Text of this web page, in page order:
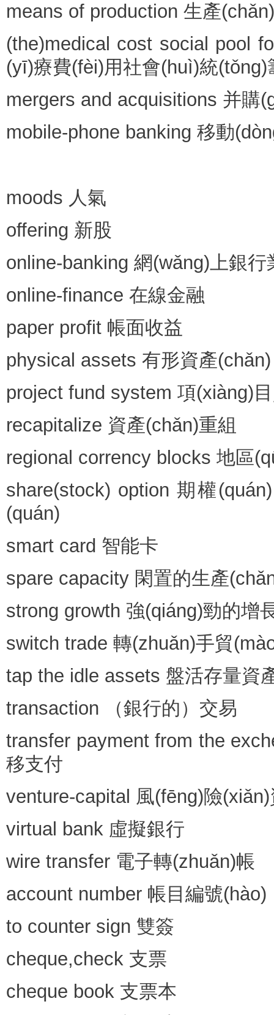
means of production 生產
(the)medical cost social pool
(yī)療費(fèi)用社會(huì)統
mergers and acquisitions 并購
mobile-phone banking 移動
moods 人氣
offering 新股
online-banking 網(wǎng)上銀行
online-finance 在線金融
paper profit 帳面收益
physical assets 有形資產(chǎn)
project fund system 項(xiàng)
recapitalize 資產(chǎn)重組
regional corrency blocks 地區
share(stock) option 期權
(quán)
smart card 智能卡
spare capacity 閑置的生產
strong growth 強(qiáng)勁的增
switch trade 轉(zhuǎn)手貿
tap the idle assets 盤活存量資
transaction （銀行的）交易
transfer payment from the
移支付
venture-capital 風(fēng)險
virtual bank 虛擬銀行
wire transfer 電子轉(zhuǎn)帳
account number 帳目編號(hào)
to counter sign 雙簽
cheque,check 支票
cheque book 支票本